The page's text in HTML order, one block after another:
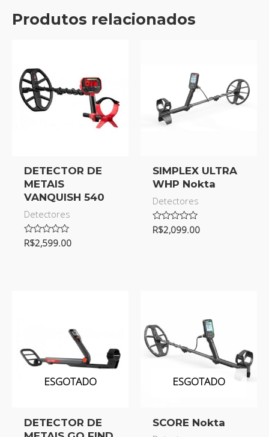
Produtos relacionados
DETECTOR DE
METAIS
VANQUISH 540
Detectores
Avaliação
R$2,599.00
SIMPLEX ULTRA
WHP Nokta
Detectores
Avaliação
R$2,099.00
ESGOTADO
DETECTOR DE
ESGOTADO
SCORE Nokta